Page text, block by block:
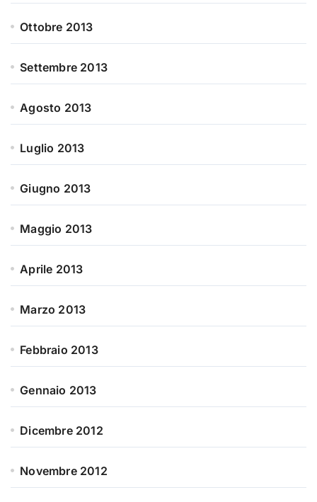
Ottobre 2013
Settembre 2013
Agosto 2013
Luglio 2013
Giugno 2013
Maggio 2013
Aprile 2013
Marzo 2013
Febbraio 2013
Gennaio 2013
Dicembre 2012
Novembre 2012